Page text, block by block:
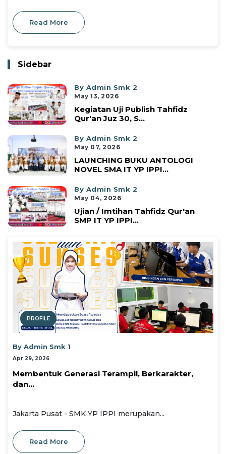
Read More
Sidebar
By Admin Smk 2
May 13, 2026
Kegiatan Uji Publish Tahfidz
Qur'an Juz 30, S...
By Admin Smk 2
May 07, 2026
LAUNCHING BUKU ANTOLOGI
NOVEL SMA IT YP IPPI...
By Admin Smk 2
May 04, 2026
Ujian / Imtihan Tahfidz Qur'an
SMP IT YP IPPI...
PROFILE
By Admin Smk 1
Apr 29, 2026
Membentuk Generasi Terampil, Berkarakter,
dan...
Jakarta Pusat - SMK YP IPPI merupakan...
Read More